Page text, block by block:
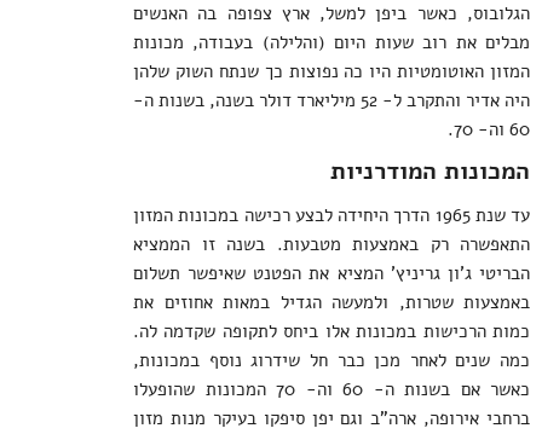
הגלובוס, כאשר ביפן למשל, ארץ צפופה בה האנשים
מבלים את רוב שעות היום (והלילה) בעבודה, מכונות
המזון האוטומטיות היו כה נפוצות כך שנתח השוק שלהן
היה אדיר והתקרב ל- 52 מיליארד דולר בשנה, בשנות ה-
60 וה- 70.
המכונות המודרניות
עד שנת 1965 הדרך היחידה לבצע רכישה במכונות המזון
התאפשרה רק באמצעות מטבעות. בשנה זו הממציא
הבריטי ג'ון גריניץ' המציא את הפטנט שאיפשר תשלום
באמצעות שטרות, ולמעשה הגדיל במאות אחוזים את
כמות הרכישות במכונות אלו ביחס לתקופה שקדמה לה.
כמה שנים לאחר מכן כבר חל שידרוג נוסף במכונות,
כאשר אם בשנות ה- 60 וה- 70 המכונות שהופעלו
ברחבי אירופה, ארה"ב וגם יפן סיפקו בעיקר מנות מזון